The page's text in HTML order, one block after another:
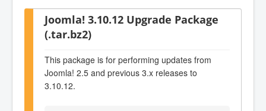
Joomla! 3.10.12 Upgrade Package
(.tar.bz2)
This package is for performing updates from
Joomla! 2.5 and previous 3.x releases to
3.10.12.